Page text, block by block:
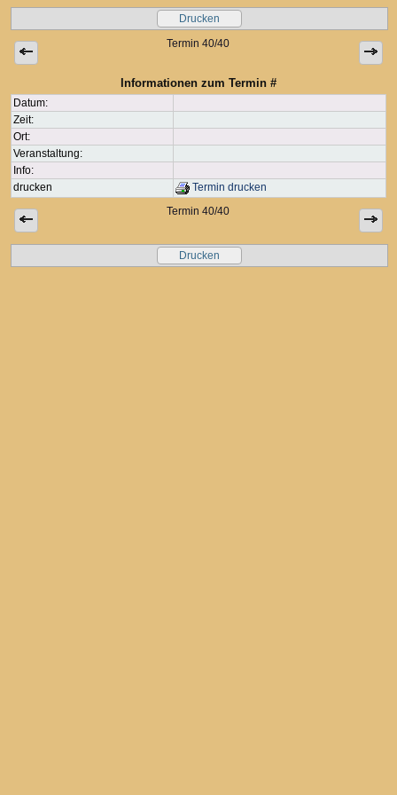
Drucken
Termin 40/40
Informationen zum Termin #
Datum:
Zeit:
Ort:
Veranstaltung:
Info:
drucken
Termin drucken
Termin 40/40
Drucken